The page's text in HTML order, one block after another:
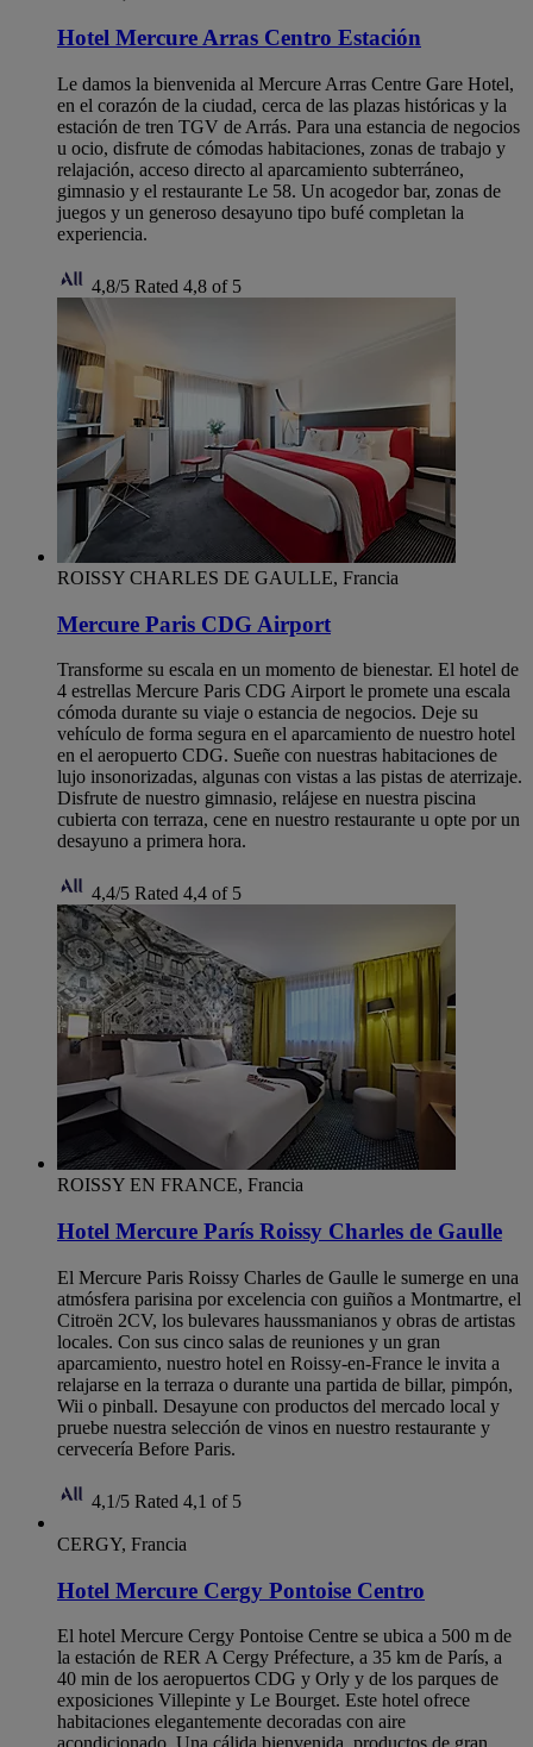
Hotel Mercure Arras Centro Estación
Le damos la bienvenida al Mercure Arras Centre Gare Hotel,
en el corazón de la ciudad, cerca de las plazas históricas y la
estación de tren TGV de Arrás. Para una estancia de negocios
u ocio, disfrute de cómodas habitaciones, zonas de trabajo y
relajación, acceso directo al aparcamiento subterráneo,
gimnasio y el restaurante Le 58. Un acogedor bar, zonas de
juegos y un generoso desayuno tipo bufé completan la
experiencia.
4,8/5 Rated 4,8 of 5
ROISSY CHARLES DE GAULLE, Francia
Mercure Paris CDG Airport
Transforme su escala en un momento de bienestar. El hotel de
4 estrellas Mercure Paris CDG Airport le promete una escala
cómoda durante su viaje o estancia de negocios. Deje su
vehículo de forma segura en el aparcamiento de nuestro hotel
en el aeropuerto CDG. Sueñe con nuestras habitaciones de
lujo insonorizadas, algunas con vistas a las pistas de aterrizaje.
Disfrute de nuestro gimnasio, relájese en nuestra piscina
cubierta con terraza, cene en nuestro restaurante u opte por un
desayuno a primera hora.
4,4/5 Rated 4,4 of 5
ROISSY EN FRANCE, Francia
Hotel Mercure París Roissy Charles de Gaulle
El Mercure Paris Roissy Charles de Gaulle le sumerge en una
atmósfera parisina por excelencia con guiños a Montmartre, el
Citroën 2CV, los bulevares haussmanianos y obras de artistas
locales. Con sus cinco salas de reuniones y un gran
aparcamiento, nuestro hotel en Roissy-en-France le invita a
relajarse en la terraza o durante una partida de billar, pimpón,
Wii o pinball. Desayune con productos del mercado local y
pruebe nuestra selección de vinos en nuestro restaurante y
cervecería Before Paris.
4,1/5 Rated 4,1 of 5
CERGY, Francia
Hotel Mercure Cergy Pontoise Centro
El hotel Mercure Cergy Pontoise Centre se ubica a 500 m de
la estación de RER A Cergy Préfecture, a 35 km de París, a
40 min de los aeropuertos CDG y Orly y de los parques de
exposiciones Villepinte y Le Bourget. Este hotel ofrece
habitaciones elegantemente decoradas con aire